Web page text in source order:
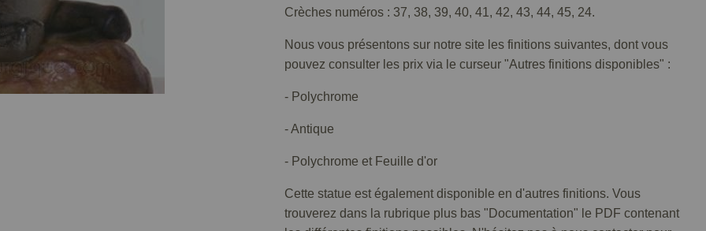
Crèches numéros : 37, 38, 39, 40, 41, 42, 43, 44, 45, 24.
Nous vous présentons sur notre site les finitions suivantes, dont vous
pouvez consulter les prix via le curseur "Autres finitions disponibles" :
- Polychrome
- Antique
- Polychrome et Feuille d'or
Cette statue est également disponible en d'autres finitions. Vous
trouverez dans la rubrique plus bas "Documentation" le PDF contenant